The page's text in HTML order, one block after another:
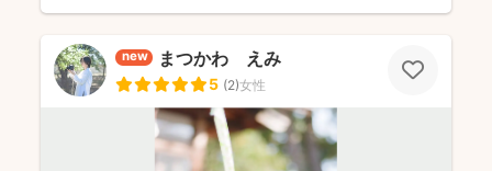
new まつかわ えみ
5 (2)女性